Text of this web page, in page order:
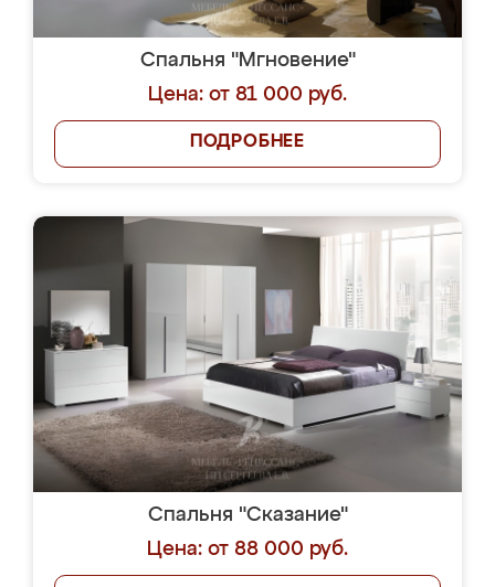
Спальня "Мгновение"
Цена: от 81 000 руб.
ПОДРОБНЕЕ
Спальня "Сказание"
Цена: от 88 000 руб.